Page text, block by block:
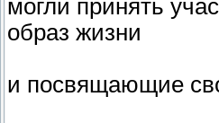
могли принять
образ жизни
и посвящающие